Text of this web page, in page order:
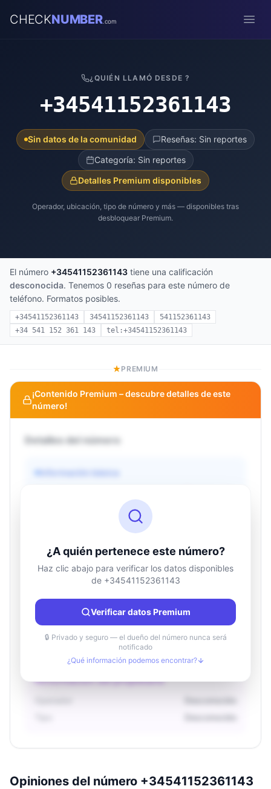
CHECKNUMBER.com
¿QUIÉN LLAMÓ DESDE ?
+34541152361143
Sin datos de la comunidad
Reseñas: Sin reportes
Categoría: Sin reportes
Detalles Premium disponibles
Operador, ubicación, tipo de número y más — disponibles tras
desbloquear Premium.
El número +34541152361143 tiene una calificación
desconocida. Tenemos 0 reseñas para este número de
teléfono. Formatos posibles.
+34541152361143 34541152361143
541152361143
+34 541 152 361 143
tel:+34541152361143
PREMIUM
¡Contenido Premium – descubre detalles de este
número!
Detalles del número
Información básica
Información de ubicación
País
Desconocido
Ciudad
Desconocido
Región
Desconocido
Información del propietario
¿A quién pertenece este número?
Haz clic abajo para verificar los datos disponibles
de +34541152361143
Verificar datos Premium
🔒 Privado y seguro — el dueño del número nunca será
notificado
¿Qué información podemos encontrar?
Opiniones del número +34541152361143